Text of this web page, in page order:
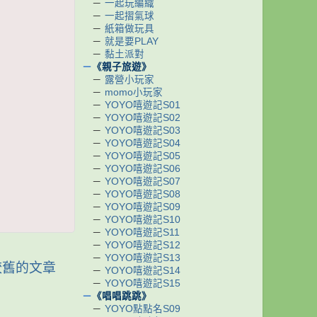
的文章
－ 一起玩編織
－ 一起摺氣球
－ 紙箱做玩具
－ 就是要PLAY
－ 黏土派對
－ 《親子旅遊》
－ 露營小玩家
－ momo小玩家
－ YOYO嘻遊記S01
－ YOYO嘻遊記S02
－ YOYO嘻遊記S03
－ YOYO嘻遊記S04
－ YOYO嘻遊記S05
－ YOYO嘻遊記S06
－ YOYO嘻遊記S07
－ YOYO嘻遊記S08
－ YOYO嘻遊記S09
－ YOYO嘻遊記S10
－ YOYO嘻遊記S11
－ YOYO嘻遊記S12
－ YOYO嘻遊記S13
－ YOYO嘻遊記S14
－ YOYO嘻遊記S15
－ 《唱唱跳跳》
－ YOYO點點名S09